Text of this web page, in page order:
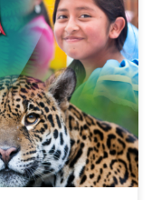
hora de Guatemala y Belice
más de 100 funcionarios
y otros interesados de